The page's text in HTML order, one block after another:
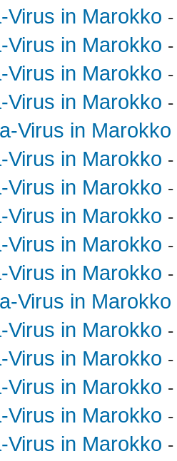
Virus in Marokko
Virus in Marokko
Virus in Marokko
Virus in Marokko
Virus in Marokko
Virus in Marokko
Virus in Marokko
Virus in Marokko
Virus in Marokko
Virus in Marokko
Virus in Marokko
Virus in Marokko
Virus in Marokko
Virus in Marokko
Virus in Marokko
Virus in Marokko